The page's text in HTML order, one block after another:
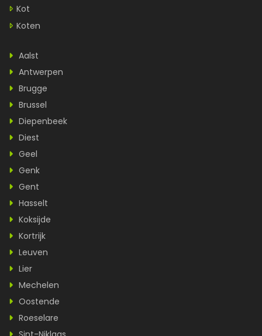
Kot
Koten
Aalst
Antwerpen
Brugge
Brussel
Diepenbeek
Diest
Geel
Genk
Gent
Hasselt
Koksijde
Kortrijk
Leuven
Lier
Mechelen
Oostende
Roeselare